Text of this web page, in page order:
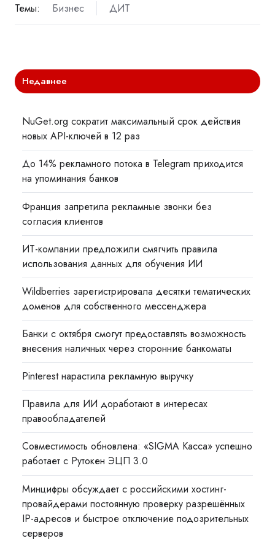
Темы: Бизнес ДИТ
Недавнее
NuGet.org сократит максимальный срок действия
новых API-ключей в 12 раз
До 14% рекламного потока в Telegram приходится
на упоминания банков
Франция запретила рекламные звонки без
согласия клиентов
ИТ-компании предложили смягчить правила
использования данных для обучения ИИ
Wildberries зарегистрировала десятки тематических
доменов для собственного мессенджера
Банки с октября смогут предоставлять возможность
внесения наличных через сторонние банкоматы
Pinterest нарастила рекламную выручку
Правила для ИИ доработают в интересах
правообладателей
Совместимость обновлена: «SIGMA Касса» успешно
работает с Рутокен ЭЦП 3.0
Минцифры обсуждает с российскими хостинг-
провайдерами постоянную проверку разрешённых
IP-адресов и быстрое отключение подозрительных
серверов